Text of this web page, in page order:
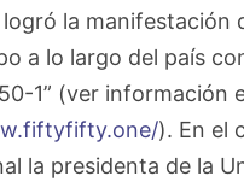
logró la manifestación
a lo largo del país
1” (ver información
). En el
la presidenta de la